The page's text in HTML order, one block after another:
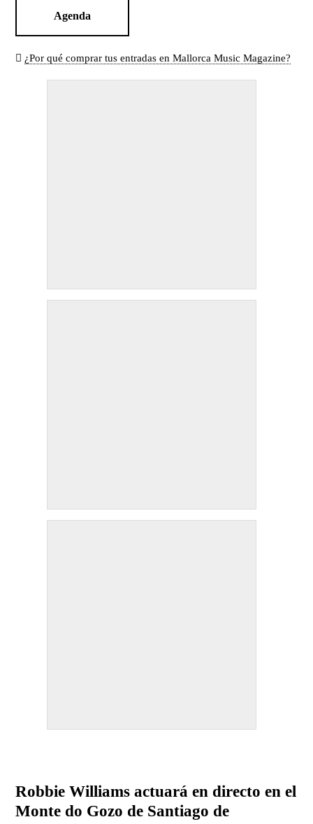
Agenda
¿Por qué comprar tus entradas en Mallorca Music Magazine?
Robbie Williams actuará en directo en el
Monte do Gozo de Santiago de